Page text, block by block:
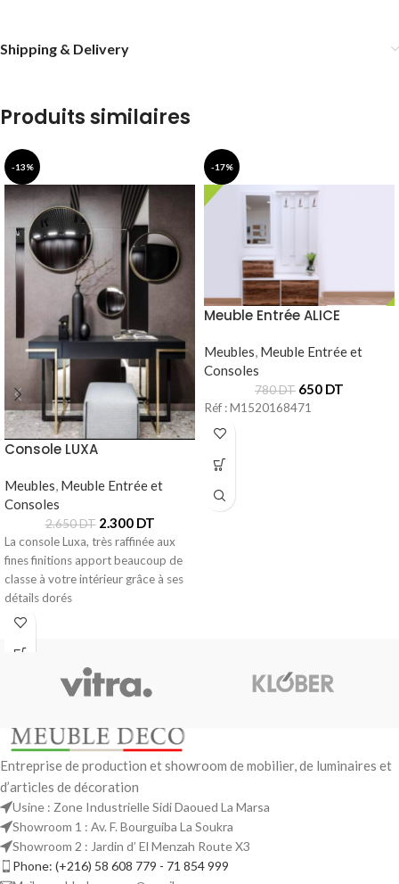
Shipping & Delivery
Produits similaires
-13%
Console LUXA
Meubles, Meuble Entrée et
Consoles
2.650DT 2.300 DT
La console Luxa, très raffinée aux
fines finitions apport beaucoup de
classe à votre intérieur grâce à ses
détails dorés
-17%
Meuble Entrée ALICE
Meubles, Meuble Entrée et
Consoles
780DT 650 DT
Réf : M1520168471
Entreprise de production et showroom de mobilier, de luminaires et
d’articles de décoration
Usine : Zone Industrielle Sidi Daoued La Marsa
Showroom 1 : Av. F. Bourguiba La Soukra
Showroom 2 : Jardin d’ El Menzah Route X3
Phone: (+216) 58 608 779 - 71 854 999